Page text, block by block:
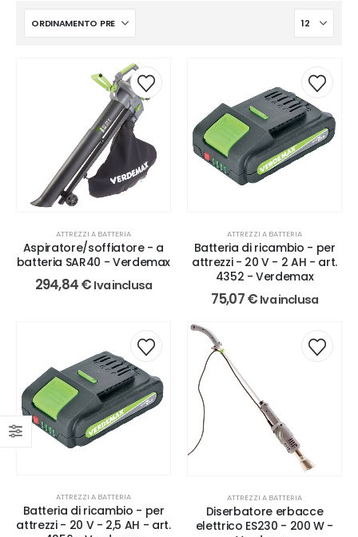
ATTREZZI A BATTERIA
Aspiratore/soffiatore - a
batteria SAR40 - Verdemax
294,84€ Iva inclusa
ATTREZZI A BATTERIA
Batteria di ricambio - per
attrezzi - 20 V - 2 AH - art.
4352 - Verdemax
75,07€ Iva inclusa
ATTREZZI A BATTERIA
Batteria di ricambio - per
attrezzi - 20 V - 2,5 AH - art.
ATTREZZI A BATTERIA
Diserbatore erbacce
elettrico ES230 - 200 W -